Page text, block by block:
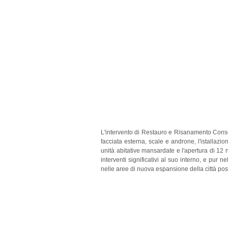
L'intervento di Restauro e Risanamento
facciata esterna, scale e androne,
unità abitative mansardate e l'apertura di
interventi significativi al suo interno, e pur
nelle aree di nuova espansione della città